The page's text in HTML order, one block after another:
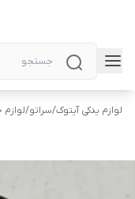
لوازم یدکی آیتوک/سراتو/